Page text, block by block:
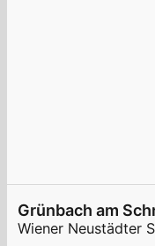
Grünbach am
Wiener Neustädter